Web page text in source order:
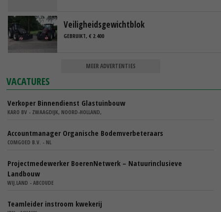
Veiligheidsgewichtblok
GEBRUIKT, € 2.400
MEER ADVERTENTIES
VACATURES
Verkoper Binnendienst Glastuinbouw
KARO BV - ZWAAGDIJK, NOORD-HOLLAND,
Accountmanager Organische Bodemverbeteraars
COMGOED B.V. - NL
Projectmedewerker BoerenNetwerk – Natuurinclusieve
Landbouw
WIJ.LAND - ABCOUDE
Teamleider instroom kwekerij